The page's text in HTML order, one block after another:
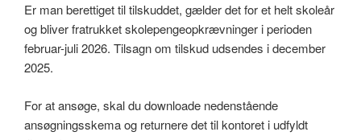
Er man berettiget til tilskuddet, gælder det for et helt skoleår
og bliver fratrukket skolepengeopkrævninger i perioden
februar-juli 2026. Tilsagn om tilskud udsendes i december
2025.
For at ansøge, skal du downloade nedenstående
ansøgningsskema og returnere det til kontoret i udfyldt